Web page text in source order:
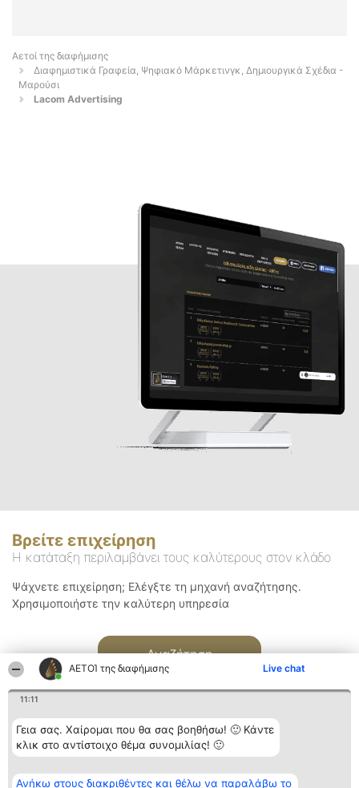
ΑΕΤΟΊ της διαφήμισης Live chat
11:11
Γεια σας. Χαίρομαι που θα σας βοηθήσω! 🙂 Κάντε
κλικ στο αντίστοιχο θέμα συνομιλίας! 🙂
Ανήκω στους διακριθέντες και θέλω να παραλάβω το
Αετοί της διαφήμισης
Διαφημιστικά Γραφεία, Ψηφιακό Μάρκετινγκ, Δημιουργικά Σχέδια -
Μαρούσι
Lacom Advertising
Βρείτε επιχείρηση
Η κατάταξη περιλαμβάνει τους καλύτερους στον κλάδο
Ψάχνετε επιχείρηση; Ελέγξτε τη μηχανή αναζήτησης.
Χρησιμοποιήστε την καλύτερη υπηρεσία
Αναζήτηση
Διοργανωτής της
κατάταξης
Κατάταξη
Διακριθέντες
Επικοινωνία
Επικοινωνία